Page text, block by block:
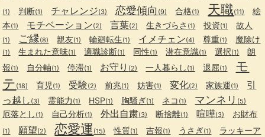
(1) 判断(1) チャレンジ(3) 恋愛傾向 (9) 合格(1) 天職(11)
絵
本(1) モチベーション(2) 言葉(2) 生きづらさ (1) 投資(1) 故人
(1) ご縁(8) 親友(1) 輪廻転生(1) イメチェン(4) 尊重(1) 魔除け
(1) 生まれた意味(1) 適職診断(1) 同性(1) 潜在意識(1) 選択(1)
朗
報(1) 自分軸(1) 停滞(1) お守り (2) 一人暮らし (1) 退屈(1)
モ
テ (18) 育児 (1) 受験(2) 前兆(1) 妨害(1) 変化(2) 家族運(1)
引
っ越し (3) 霊能力 (1) HSP(1) 胸騒ぎ(1) ネコ (1) マンネリ (5)
厄落とし (1) 自己分析(1) 外出自粛(3) 断捨離(1) 喧嘩(3) お財布
(1) 願望(2) 恋愛運 (15) 性質(1) 吉報(1) うさぎ(1)
ラッキーア